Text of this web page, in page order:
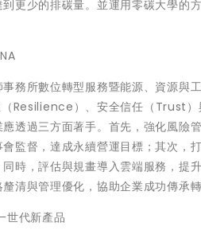
更少的排碳量。並運用零碳大學的
務所數位轉型服務暨能源、資源
Resilience）、安全信任（Trust）
透過三方面著手。首先，強化風險
監督，達成永續營運目標；其次，
時，評估與規畫導入雲端服務，提
清與管理優化，協助企業成功傳承
世代新產品